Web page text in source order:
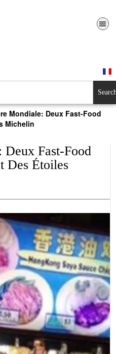
Mondiale: Deux Fast-Food
Michelin
Fast-Food
Des Étoiles